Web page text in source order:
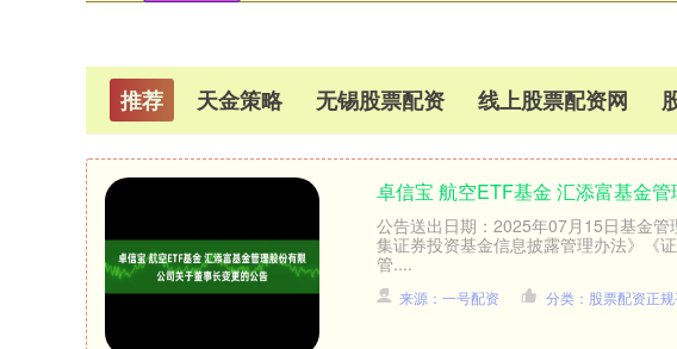
推荐 天金策略 无锡股票配资 线上股票配资网
卓信宝 航空ETF基金 汇添富基金
公告送出日期：2025年07月15日基金
集证券投资基金信息披露管理办法》《
管....
来源：一号配资 分类：股票配资正